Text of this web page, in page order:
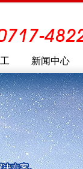
新闻中心